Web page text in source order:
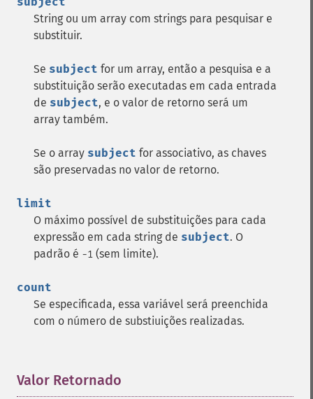
String ou um array com strings para pesquisar e
substituir.
Se subject for um array, então a pesquisa e a
substituição serão executadas em cada entrada
de subject, e o valor de retorno será um
array também.
Se o array subject for associativo, as chaves
são preservadas no valor de retorno.
limit
O máximo possível de substituições para cada
expressão em cada string de subject. O
padrão é -1 (sem limite).
count
Se especificada, essa variável será preenchida
com o número de substiuições realizadas.
Valor Retornado